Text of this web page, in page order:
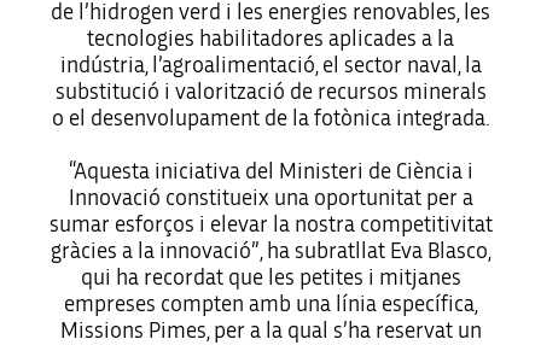
de l’hidrogen verd i les energies renovables, les
tecnologies habilitadores aplicades a la
indústria, l’agroalimentació, el sector naval, la
substitució i valorització de recursos minerals
o el desenvolupament de la fotònica integrada.
“Aquesta iniciativa del Ministeri de Ciència i
Innovació constitueix una oportunitat per a
sumar esforços i elevar la nostra competitivitat
gràcies a la innovació”, ha subratllat Eva Blasco,
qui ha recordat que les petites i mitjanes
empreses compten amb una línia específica,
Missions Pimes, per a la qual s’ha reservat un